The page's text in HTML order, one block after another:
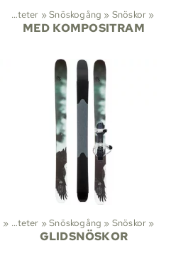
Aktiviteter ‪»Snöskogång ‪» Snöskor ‪»
MED KOMPOSITRAM
‪» Aktiviteter ‪»Snöskogång ‪» Snöskor ‪»
GLIDSNÖSKOR